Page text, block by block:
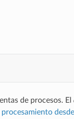
de procesos. El